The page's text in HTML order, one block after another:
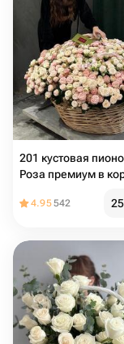
201 кустовая
Роза премиум в
4.95542